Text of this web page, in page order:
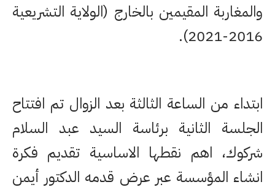
والمغاربة المقيمين بالخارج (الولاية التشريعية
2016-2021).
ابتداء من الساعة الثالثة بعد الزوال تم افتتاح
الجلسة الثانية برئاسة السيد عبد السلام
شركوك، اهم نقطها الاساسية تقديم فكرة
انشاء المؤسسة عبر عرض قدمه الدكتور أيمن